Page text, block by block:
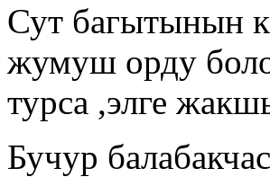
Сут багытынын
жумуш орду
турса ,элге
Бучур